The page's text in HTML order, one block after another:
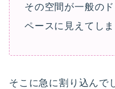
その空間が一般の
ペースに見えてし
そこに急に割り込んで